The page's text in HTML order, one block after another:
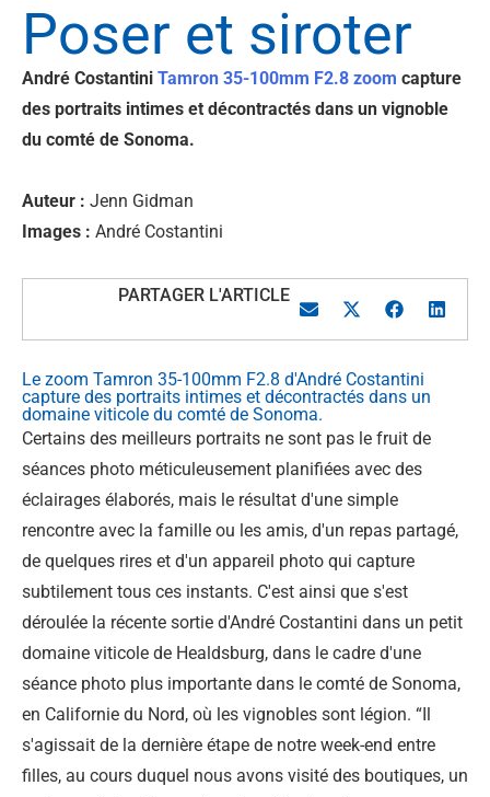
Poser et siroter
André Costantini Tamron 35-100mm F2.8 zoom capture
des portraits intimes et décontractés dans un vignoble
du comté de Sonoma.
Auteur : Jenn Gidman
Images : André Costantini
PARTAGER L'ARTICLE
Le zoom Tamron 35-100mm F2.8 d'André Costantini
capture des portraits intimes et décontractés dans un
domaine viticole du comté de Sonoma.
Certains des meilleurs portraits ne sont pas le fruit de
séances photo méticuleusement planifiées avec des
éclairages élaborés, mais le résultat d'une simple
rencontre avec la famille ou les amis, d'un repas partagé,
de quelques rires et d'un appareil photo qui capture
subtilement tous ces instants. C'est ainsi que s'est
déroulée la récente sortie d'André Costantini dans un petit
domaine viticole de Healdsburg, dans le cadre d'une
séance photo plus importante dans le comté de Sonoma,
en Californie du Nord, où les vignobles sont légion. “Il
s'agissait de la dernière étape de notre week-end entre
filles, au cours duquel nous avons visité des boutiques, un